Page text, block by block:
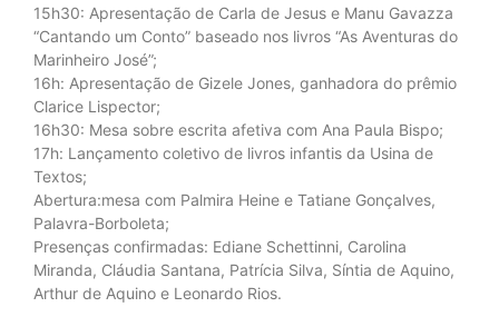
15h30: Apresentação de Carla de Jesus e Manu Gavazza
“Cantando um Conto” baseado nos livros “As Aventuras do
Marinheiro José”;
16h: Apresentação de Gizele Jones, ganhadora do prêmio
Clarice Lispector;
16h30: Mesa sobre escrita afetiva com Ana Paula Bispo;
17h: Lançamento coletivo de livros infantis da Usina de
Textos;
Abertura:mesa com Palmira Heine e Tatiane Gonçalves,
Palavra-Borboleta;
Presenças confirmadas: Ediane Schettinni, Carolina
Miranda, Cláudia Santana, Patrícia Silva, Síntia de Aquino,
Arthur de Aquino e Leonardo Rios.